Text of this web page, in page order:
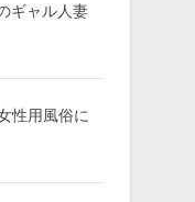
ギャル人妻
性用風俗に